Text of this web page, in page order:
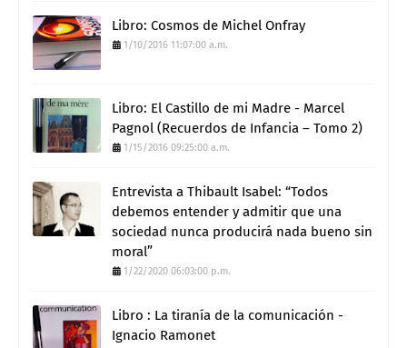
Libro: Cosmos de Michel Onfray
1/10/2016 11:07:00 a.m.
Libro: El Castillo de mi Madre - Marcel
Pagnol (Recuerdos de Infancia – Tomo 2)
1/15/2016 09:25:00 a.m.
Entrevista a Thibault Isabel: “Todos
debemos entender y admitir que una
sociedad nunca producirá nada bueno sin
moral”
1/22/2020 06:03:00 p.m.
Libro : La tiranía de la comunicación -
Ignacio Ramonet